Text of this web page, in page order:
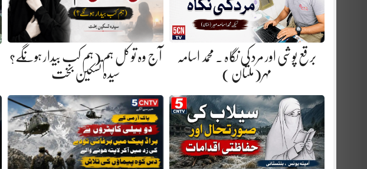
برقع پوشی اور مرد کی نگاہ . محمد اسامہ
مہر(ملتان )
آج وہ تو کل ہم (ہم کب بیدار ہونگے؟
سیدہ تسکین بخت